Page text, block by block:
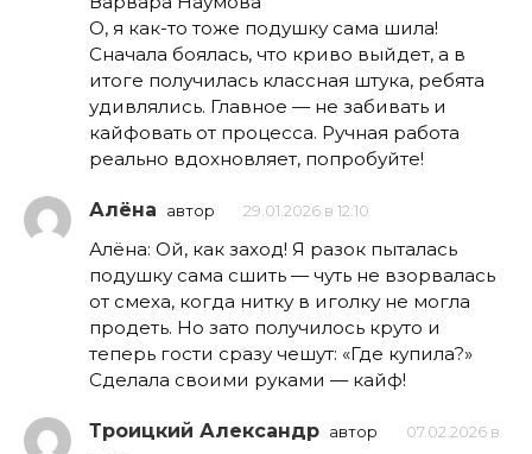
О, я как-то тоже подушку сама шила!
Сначала боялась, что криво выйдет, а в
итоге получилась классная штука, ребята
удивлялись. Главное — не забивать и
кайфовать от процесса. Ручная работа
реально вдохновляет, попробуйте!
Алёна автор 29.01.2026 в 12:10
Алёна: Ой, как заход! Я разок пыталась
подушку сама сшить — чуть не взорвалась
от смеха, когда нитку в иголку не могла
продеть. Но зато получилось круто и
теперь гости сразу чешут: «Где купила?»
Сделала своими руками — кайф!
Троицкий Александр автор
07.02.2026 в